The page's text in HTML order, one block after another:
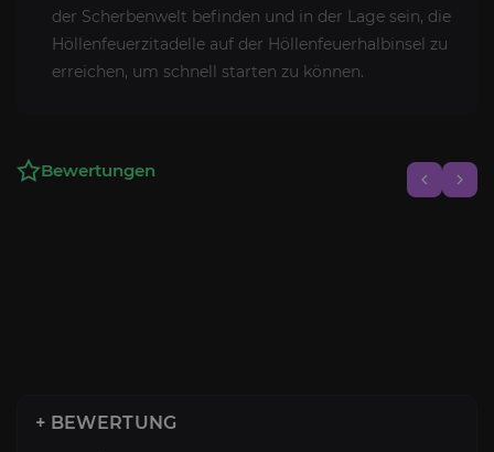
der Scherbenwelt befinden und in der Lage sein, die
Höllenfeuerzitadelle auf der Höllenfeuerhalbinsel zu
erreichen, um schnell starten zu können.
Bewertungen
+ BEWERTUNG